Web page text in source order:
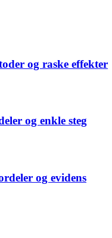
og raske effekter
og enkle steg
og evidens